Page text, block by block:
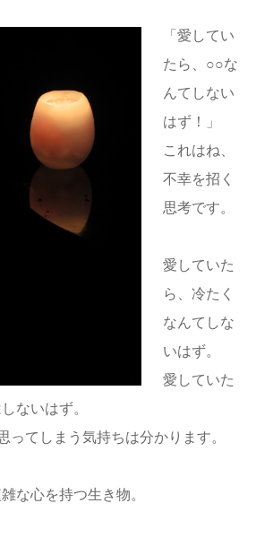
「愛してい
たら、○○な
んてしない
はず！」
これはね、
不幸を招く
思考です。
愛していた
ら、冷たく
なんてしな
いはず。
愛していた
ないはず。
てしまう気持ちは分かります。
な心を持つ生き物。